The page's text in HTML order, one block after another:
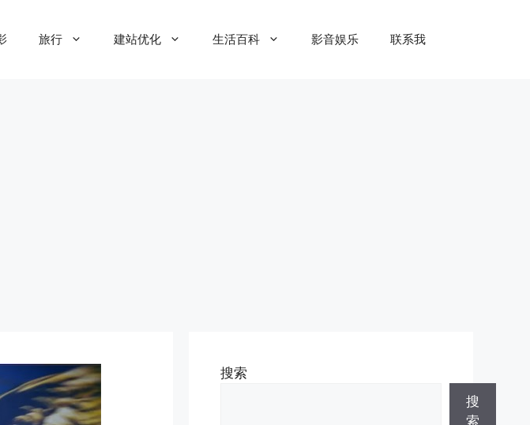
旅行 建站优化 生活百科 影音娱乐 联系我
搜索
搜
索